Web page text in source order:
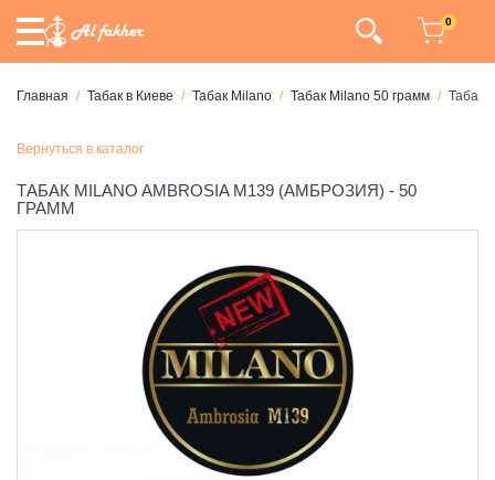
0
Главная Табак в Киеве Табак Milano Табак Milano 50 грамм Табак
Вернуться в каталог
ТАБАК MILANO AMBROSIA М139 (АМБРОЗИЯ) - 50
ГРАММ